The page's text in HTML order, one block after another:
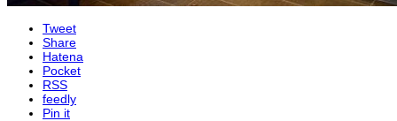
Tweet
Share
Hatena
Pocket
RSS
feedly
Pin it